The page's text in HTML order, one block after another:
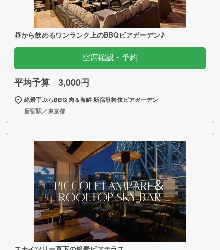
昼から飲めるワンランク上のBBQビアガーデン♪
空席確認・予約
平均予算 3,000円
絶景手ぶらBBQ 肉＆海鮮 新宿歌舞伎ビアガーデン
新宿駅／東京都